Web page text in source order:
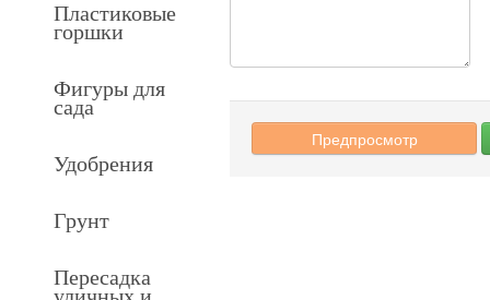
Пластиковые
горшки
Фигуры для
сада
Удобрения
Грунт
Пересадка